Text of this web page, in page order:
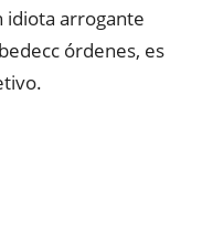
idiota arrogante
órdenes, es